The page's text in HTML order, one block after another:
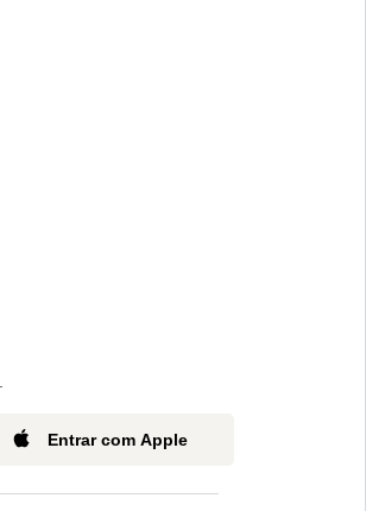
Entrar com Apple